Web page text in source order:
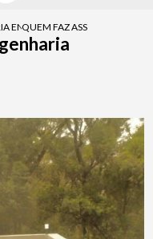
ENGENHARIA REFORMAS
QUEM FAZ ASSESSORIA